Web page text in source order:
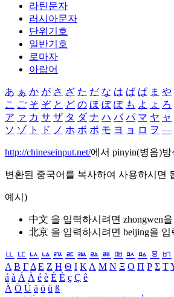
라틴문자
러시아문자
단위기호
일반기호
로마자
아랍어
あ ぁ か が さ ざ た だ な は ば ぱ ま や
こ ご そ ぞ と ど の ほ ぼ ぽ も よ ょ ろ
ア ァ カ サ ザ タ ダ ナ ハ バ パ マ ヤ ャ
ソ ゾ ト ド ノ ホ ボ ポ モ ヨ ョ ロ ヲ ―
http://chineseinput.net/에서 pinyin(병음)
변환된 중국어를 복사하여 사용하시면
예시)
中文 을 입력하시려면 zhongwen
北京 을 입력하시려면 beijing을 입
ㅥ ㅦ ㅧ ㅨ ㅩ ㅪ ㅫ ㅬ ㅭ ㅮ ㅯ ㅰ ㅱ ㅲ
Α Β ΓΔ Ε Ζ Η Θ Ι ΚΛ Μ Ν Ξ Ο Π Ρ Σ Τ
á à Á À é è É È ç Ç ê
Ä Ö Ü ä ö ü ß